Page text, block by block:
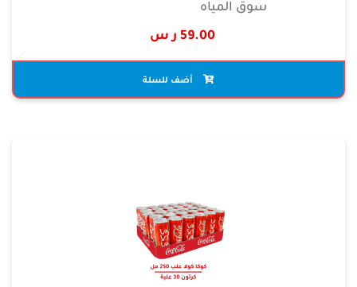
سوق المياه
59.00 ر س
أضف للسلة